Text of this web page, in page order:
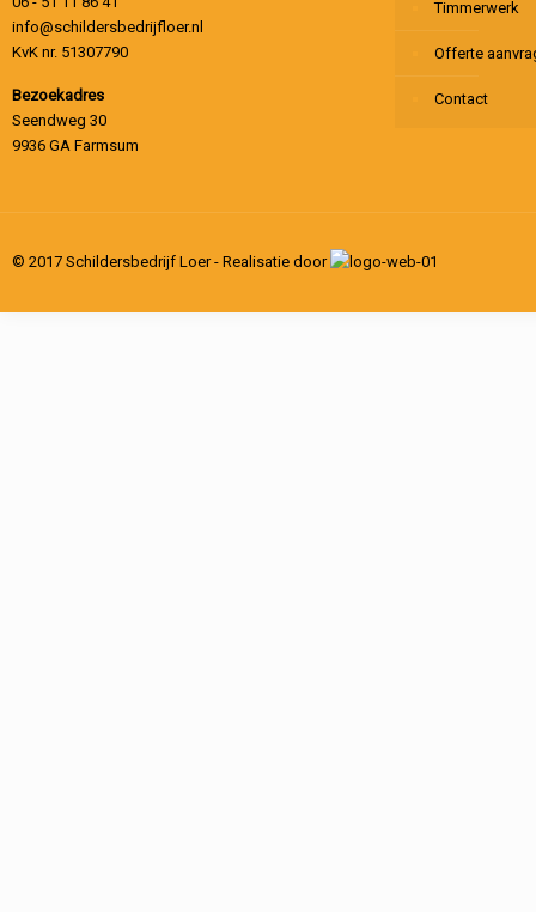
info@schildersbedrijfloer.nl
KvK nr. 51307790
Bezoekadres
Seendweg 30
9936 GA Farmsum
Timmerwerk
Offerte
Contact
© 2017 Schildersbedrijf Loer - Realisatie door